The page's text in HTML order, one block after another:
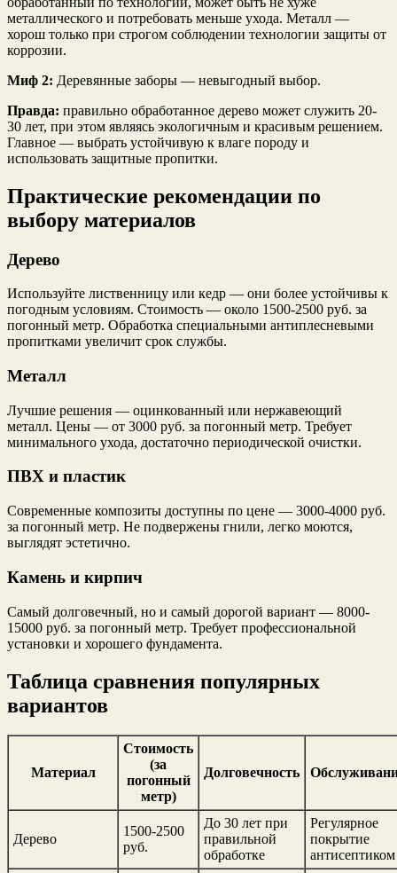
металлического и потребовать меньше ухода. Металл —
хорош только при строгом соблюдении технологии защиты от
коррозии.
Миф 2: Деревянные заборы — невыгодный выбор.
Правда: правильно обработанное дерево может служить 20-
30 лет, при этом являясь экологичным и красивым решением.
Главное — выбрать устойчивую к влаге породу и
использовать защитные пропитки.
Практические рекомендации по
выбору материалов
Дерево
Используйте лиственницу или кедр — они более устойчивы к
погодным условиям. Стоимость — около 1500-2500 руб. за
погонный метр. Обработка специальными антиплесневыми
пропитками увеличит срок службы.
Металл
Лучшие решения — оцинкованный или нержавеющий
металл. Цены — от 3000 руб. за погонный метр. Требует
минимального ухода, достаточно периодической очистки.
ПВХ и пластик
Современные композиты доступны по цене — 3000-4000 руб.
за погонный метр. Не подвержены гнили, легко моются,
выглядят эстетично.
Камень и кирпич
Самый долговечный, но и самый дорогой вариант — 8000-
15000 руб. за погонный метр. Требует профессиональной
установки и хорошего фундамента.
Таблица сравнения популярных
вариантов
Материал
Стоимость
(за
погонный
метр)
Долговечность
Дерево
1500-2500
руб.
До 30 лет при
правильной
обработке
Регулярное
покрытие
антисептиком